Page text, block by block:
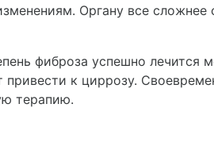
Органу все
фиброза успешно
к циррозу.
терапию.